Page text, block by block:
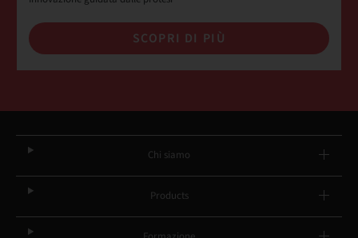
SCOPRI DI PIÙ
Chi siamo
Products